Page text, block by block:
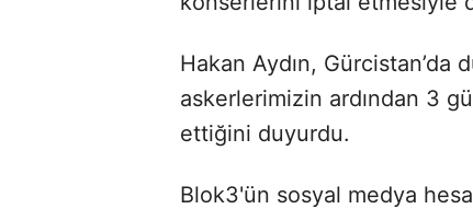
Hakan Aydın, Gürcistan’da
askerlerimizin ardından 3
ettiğini duyurdu.
Blok3'ün sosyal medya